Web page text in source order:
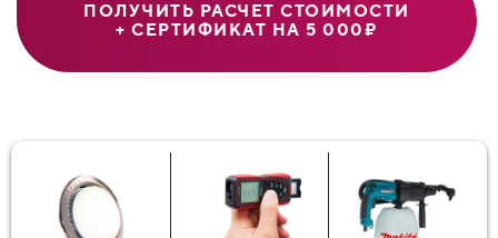
ПОЛУЧИТЬ РАСЧЕТ СТОИМОСТИ
+ СЕРТИФИКАТ НА 5 000₽